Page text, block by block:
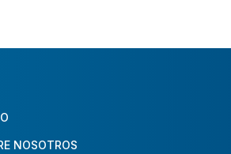
NOSOTROS